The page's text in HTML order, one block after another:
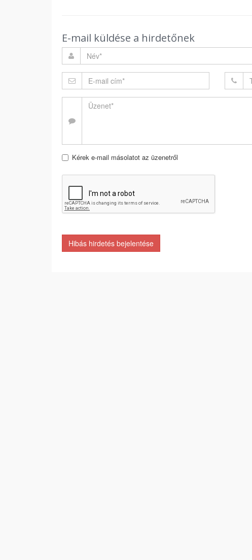
E-mail küldése a hirdetőnek
Kérek e-mail másolatot az üzenetről
Hibás hirdetés bejelentése